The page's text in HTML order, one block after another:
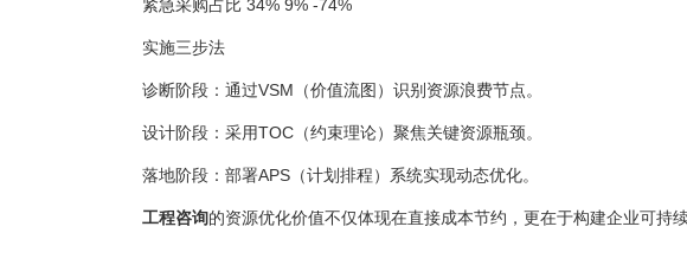
紧急采购占比 34% 9% -74%
实施三步法
诊断阶段：通过VSM（价值流图）识别资源浪费节点。
设计阶段：采用TOC（约束理论）聚焦关键资源瓶颈。
落地阶段：部署APS（计划排程）系统实现动态优化。
工程咨询的资源优化价值不仅体现在直接成本节约，更在于构建企业可持